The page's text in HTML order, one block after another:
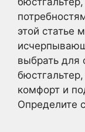
этой статье
выбрать для
комфорт и
Определите